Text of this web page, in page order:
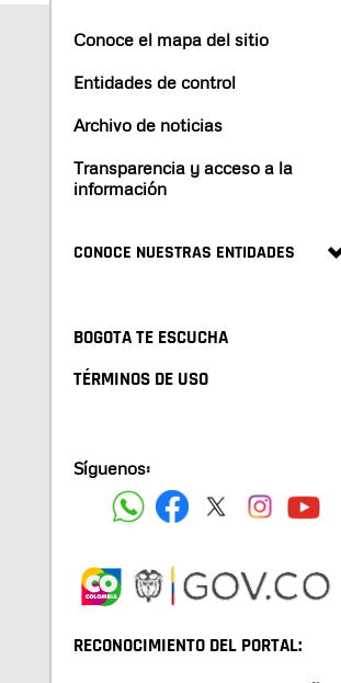
Conoce el mapa del sitio
Entidades de control
Archivo de noticias
Transparencia y acceso a la
información
CONOCE NUESTRAS ENTIDADES
BOGOTA TE ESCUCHA
TÉRMINOS DE USO
Síguenos:
RECONOCIMIENTO DEL PORTAL: